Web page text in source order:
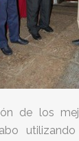
de los